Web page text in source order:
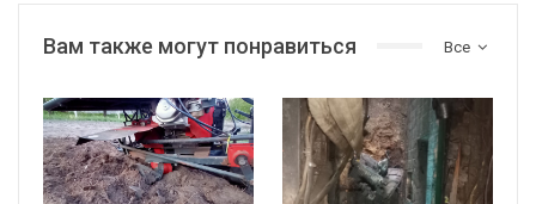
Все
Вам также могут понравиться